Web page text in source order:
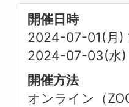
開催日時
2024-07-01(月)
2024-07-03(水)
開催方法
オンライン（